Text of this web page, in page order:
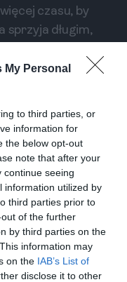
My Personal
to third parties, or
information for
the below opt-out
note that after your
continue seeing
information utilized by
third parties prior to
of the further
by third parties on the
information may
on the IAB’s List of
disclose it to other
czasu, by
sprzyja długim,
spontanicznie
spróbować
zbójnicku czy
by
bacy
owiec, to
Warto
proces wyrobu